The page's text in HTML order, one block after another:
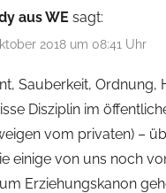
aus WE sagt:
2018 um 08:41 Uhr
Sauberkeit, Ordnung,
Disziplin im
vom privaten) –
einige von uns noch
Erziehungskanon